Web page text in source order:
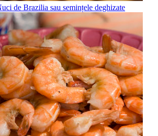
de Brazilia sau semințele deghizate